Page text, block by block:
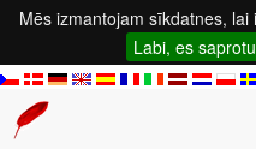
Mēs izmantojam sīkdatnes,
Labi, es saprotu